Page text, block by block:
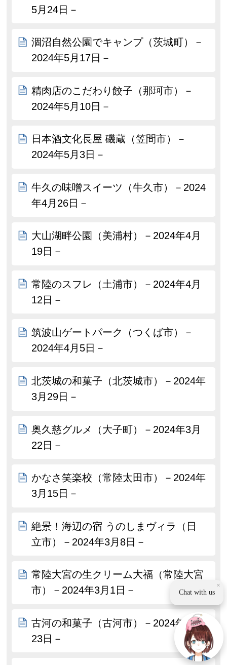
5月24日－
涸沼自然公園でキャンプ（茨城町）－
2024年5月17日－
精肉店のこだわり餃子（那珂市）－
2024年5月10日－
日本酒文化長屋 磯蔵（笠間市）－
2024年5月3日－
牛久の味噌スイーツ（牛久市）－2024
年4月26日－
大山湖畔公園（美浦村）－2024年4月
19日－
常陸のスフレ（土浦市）－2024年4月
12日－
筑波山ゲートパーク（つくば市）－
2024年4月5日－
北茨城の和菓子（北茨城市）－2024年
3月29日－
奥久慈グルメ（大子町）－2024年3月
22日－
かなさ笑楽校（常陸太田市）－2024年
3月15日－
絶景！海辺の宿 うのしまヴィラ（日
立市）－2024年3月8日－
常陸大宮の生クリーム大福（常陸大宮
市）－2024年3月1日－
古河の和菓子（古河市）－2024年2月
23日－
×
Chat with us